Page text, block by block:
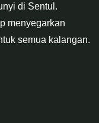
di Sentul.
menyegarkan
semua kalangan.